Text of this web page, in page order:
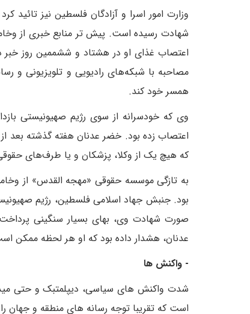
شهادت رسیده است. پیش تر منابع خبری از
مصاحبه با شبکه‌های رادیویی و تلویزیونی و
همسر خود کند.
وی که خودسرانه از سوی رژیم صهیونیستی
اعتصاب زده بود. خضر عدنان هفته گذشته بعد
که هیچ یک از وکلا، پزشکان و یا طرف‌های
به تازگی موسسه حقوقی «مهجه القدس» از
بود. جنبش جهاد اسلامی فلسطین، رژیم
صورت شهادت وی، بهای بسیار سنگینی
عدنان، هشدار داده بود که او هر لحظه ممکن
- واکنش ها
شدت واکنش های سیاسی، دیپلمتبک و حتی
است که تقریبا توجه رسانه های منطقه و جهان